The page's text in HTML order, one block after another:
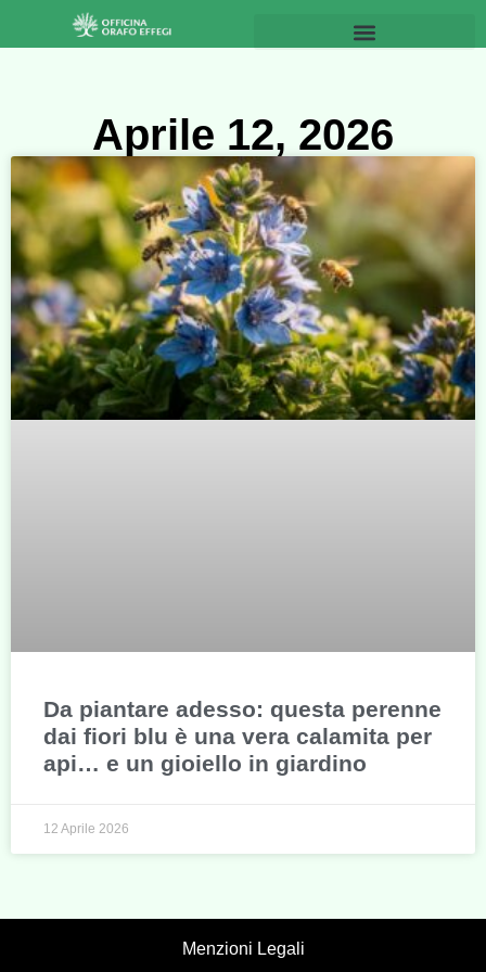
Aprile 12, 2026
Da piantare adesso: questa perenne
dai fiori blu è una vera calamita per
api… e un gioiello in giardino
12 Aprile 2026
Menzioni Legali